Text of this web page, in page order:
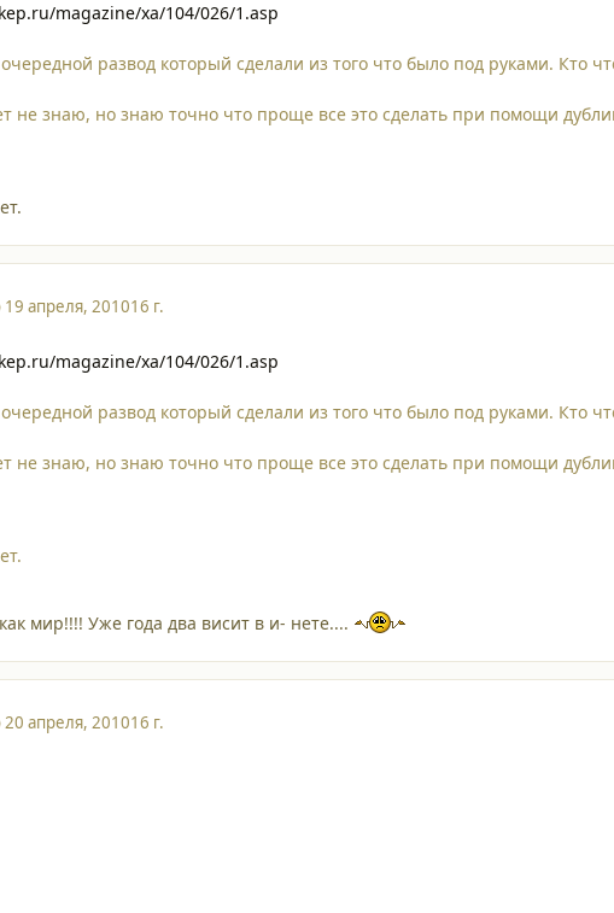
magazine/xa/104/026/1.asp
развод который сделали из того что было под руками. Кто
не знаю, но знаю точно что проще все это сделать при помощи
19 апреля, 201016 г.
magazine/xa/104/026/1.asp
развод который сделали из того что было под руками. Кто
не знаю, но знаю точно что проще все это сделать при помощи
мир!!!! Уже года два висит в и- нете....
20 апреля, 201016 г.